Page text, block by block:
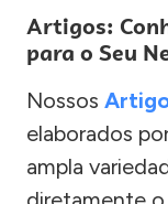
Artigos:
para o Seu
Nossos
elaborados
ampla